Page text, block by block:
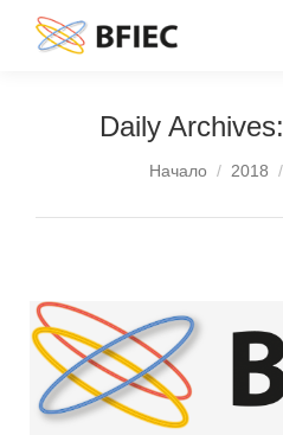
Daily Archives:
You are here:
Начало 2018